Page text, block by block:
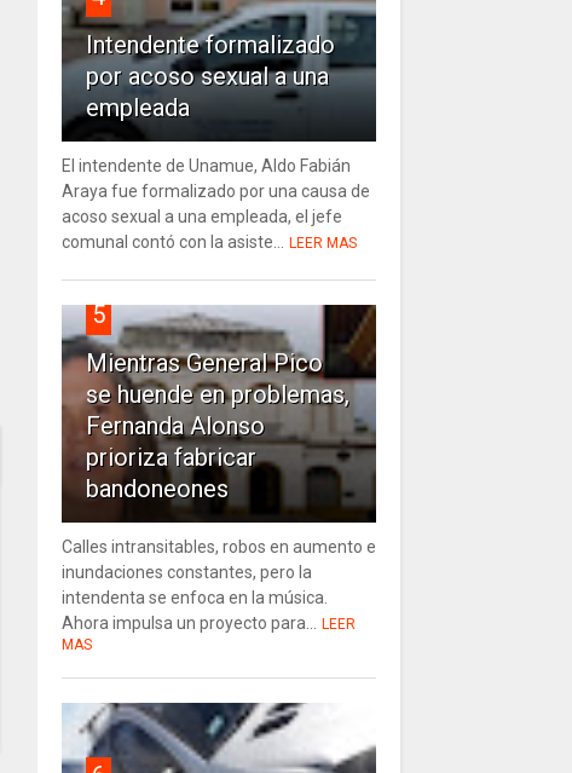
Intendente formalizado
por acoso sexual a una
empleada
El intendente de Unamue, Aldo Fabián
Araya fue formalizado por una causa de
acoso sexual a una empleada, el jefe
comunal contó con la asiste... LEER MAS
5
Mientras General Pico
se huende en problemas,
Fernanda Alonso
prioriza fabricar
bandoneones
Calles intransitables, robos en aumento e
inundaciones constantes, pero la
intendenta se enfoca en la música.
Ahora impulsa un proyecto para... LEER
MAS